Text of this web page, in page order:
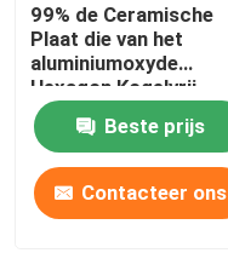
99% de Ceramische
Plaat die van het
aluminiumoxyde
Hexagon Kogelvrij
Alumina Ceramisch
Blad isoleertBeste prijs
Contacteer ons